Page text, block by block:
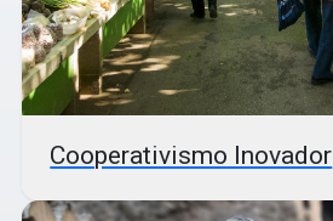
Cooperativismo Inovador